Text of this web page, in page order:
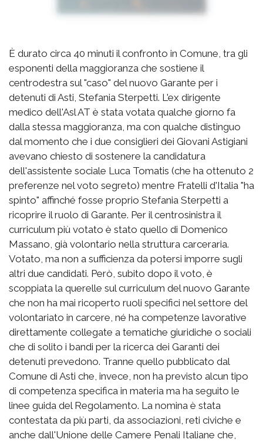
È durato circa 40 minuti il confronto in Comune, tra gli
esponenti della maggioranza che sostiene il
centrodestra sul "caso" del nuovo Garante per i
detenuti di Asti, Stefania Sterpetti. L'ex dirigente
medico dell'Asl AT è stata votata qualche giorno fa
dalla stessa maggioranza, ma con qualche distinguo
dal momento che i due consiglieri dei Giovani Astigiani
avevano chiesto di sostenere la candidatura
dell'assistente sociale Luca Tomatis (che ha ottenuto 2
preferenze nel voto segreto) mentre Fratelli d'Italia "ha
spinto" affinché fosse proprio Stefania Sterpetti a
ricoprire il ruolo di Garante. Per il centrosinistra il
curriculum più votato è stato quello di Domenico
Massano, già volontario nella struttura carceraria.
Votato, ma non a sufficienza da potersi imporre sugli
altri due candidati. Però, subito dopo il voto, è
scoppiata la querelle sul curriculum del nuovo Garante
che non ha mai ricoperto ruoli specifici nel settore del
volontariato in carcere, né ha competenze lavorative
direttamente collegate a tematiche giuridiche o sociali
che di solito i bandi per la ricerca dei Garanti dei
detenuti prevedono. Tranne quello pubblicato dal
Comune di Asti che, invece, non ha previsto alcun tipo
di competenza specifica in materia ma ha seguito le
linee guida del Regolamento. La nomina è stata
contestata da più parti, da associazioni, reti civiche e
anche dall'Unione delle Camere Penali Italiane che,